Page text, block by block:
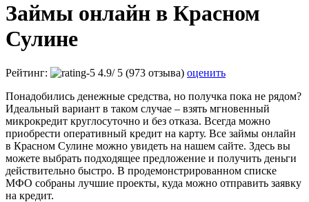
Займы онлайн в Красном
Сулине
Рейтинг: 4.9/ 5 (973 отзыва) оценить
Понадобились денежные средства, но получка пока не рядом?
Идеальный вариант в таком случае – взять мгновенный
микрокредит круглосуточно и без отказа. Всегда можно
приобрести оперативный кредит на карту. Все займы онлайн
в Красном Сулине можно увидеть на нашем сайте. Здесь вы
можете выбрать подходящее предложение и получить деньги
действительно быстро. В продемонстрированном списке
МФО собраны лучшие проекты, куда можно отправить заявку
на кредит.